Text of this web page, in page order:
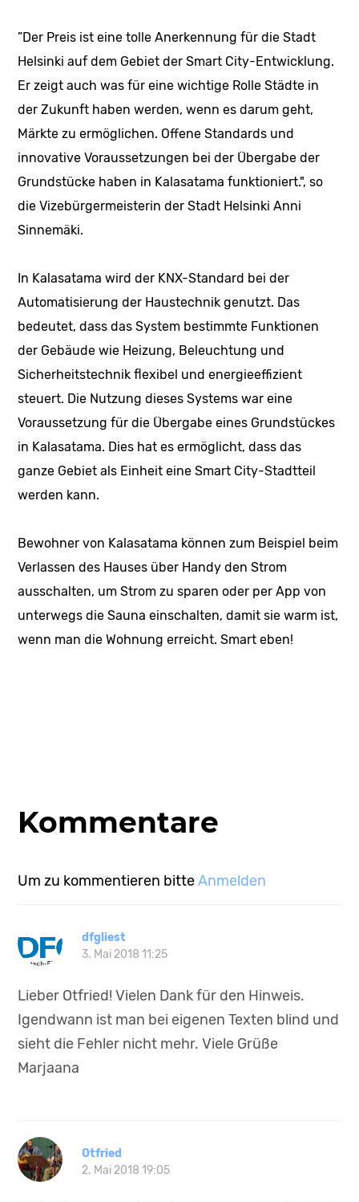
”Der Preis ist eine tolle Anerkennung für die Stadt
Helsinki auf dem Gebiet der Smart City-Entwicklung.
Er zeigt auch was für eine wichtige Rolle Städte in
der Zukunft haben werden, wenn es darum geht,
Märkte zu ermöglichen. Offene Standards und
innovative Voraussetzungen bei der Übergabe der
Grundstücke haben in Kalasatama funktioniert.", so
die Vizebürgermeisterin der Stadt Helsinki Anni
Sinnemäki.
In Kalasatama wird der KNX-Standard bei der
Automatisierung der Haustechnik genutzt. Das
bedeutet, dass das System bestimmte Funktionen
der Gebäude wie Heizung, Beleuchtung und
Sicherheitstechnik flexibel und energieeffizient
steuert. Die Nutzung dieses Systems war eine
Voraussetzung für die Übergabe eines Grundstückes
in Kalasatama. Dies hat es ermöglicht, dass das
ganze Gebiet als Einheit eine Smart City-Stadtteil
werden kann.
Bewohner von Kalasatama können zum Beispiel beim
Verlassen des Hauses über Handy den Strom
ausschalten, um Strom zu sparen oder per App von
unterwegs die Sauna einschalten, damit sie warm ist,
wenn man die Wohnung erreicht. Smart eben!
Kommentare
Um zu kommentieren bitteAnmelden
dfgliest
3. Mai 2018 11:25
Lieber Otfried! Vielen Dank für den Hinweis.
Igendwann ist man bei eigenen Texten blind und
sieht die Fehler nicht mehr. Viele Grüße
Marjaana
Otfried
2. Mai 2018 19:05